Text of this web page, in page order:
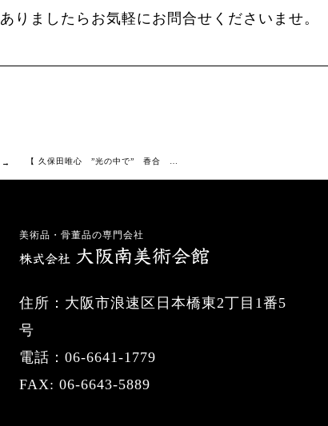
ありましたらお気軽にお問合せくださいませ。
美術品・骨董品の専門会社
住所：大阪市浪速区日本橋東2丁目1番5
号
電話：06-6641-1779
FAX: 06-6643-5889